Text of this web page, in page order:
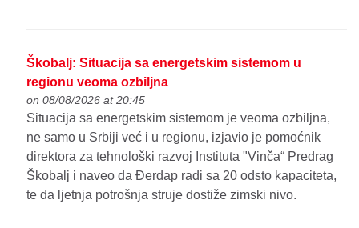
Škobalj: Situacija sa energetskim sistemom u
regionu veoma ozbiljna
on 08/08/2026 at 20:45
Situacija sa energetskim sistemom je veoma ozbiljna,
ne samo u Srbiji već i u regionu, izjavio je pomoćnik
direktora za tehnološki razvoj Instituta "Vinča“ Predrag
Škobalj i naveo da Đerdap radi sa 20 odsto kapaciteta,
te da ljetnja potrošnja struje dostiže zimski nivo.